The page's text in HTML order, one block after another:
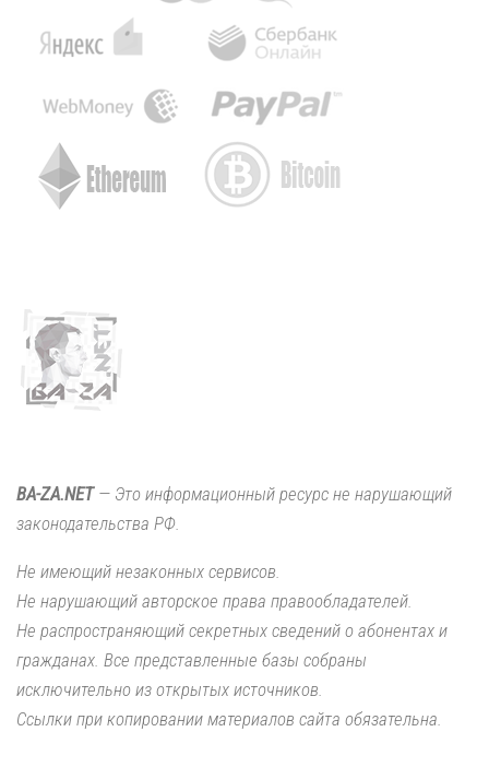
BA-ZA.NET— Это информационный ресурс не нарушающий
законодательства РФ.
Не имеющий незаконных сервисов.
Не нарушающий авторское права правообладателей.
Не распространяющий секретных сведений о абонентах и
гражданах. Все представленные базы собраны
исключительно из открытых источников.
Ссылки при копировании материалов сайта обязательна.